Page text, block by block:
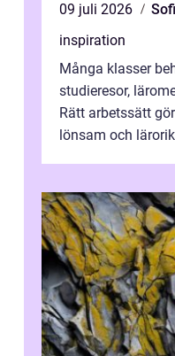
09 juli 2026
inspiration
Många klasser
studieresor,
Rätt arbetssätt
lönsam och